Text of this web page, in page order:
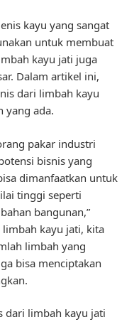
kayu yang sangat
untuk membuat
kayu jati juga
Dalam artikel ini,
dari limbah kayu
yang ada.
pakar industri
bisnis yang
dimanfaatkan untuk
tinggi seperti
bangunan,”
kayu jati, kita
limbah yang
bisa menciptakan
dari limbah kayu jati